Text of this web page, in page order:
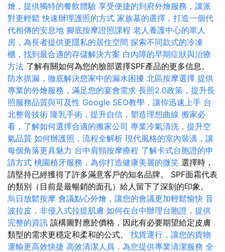
燴，提供獨特的餐飲體驗 享受便捷的到府外燴服務，讓派
對更輕鬆 快速辦理護照的方式 家族墓的選擇，打造一個代
代相傳的安息地 腳底按摩證照課程 老人養護中心的單人
房，為長者提供更隱私的居住空間 探索不同款式的冷凍
櫃，找到最合適的存儲解決方案 白內障的早期症狀與治療
方法 了解有關如何為您的臉部選擇SPF產品的更多信息。
防水抓漏，徹底解決您家中的漏水困擾 北區按摩選擇 提供
專業的外燴服務，滿足您的宴會需求 長照2.0政策，提升長
照服務品質與可及性 Google SEO教學，讓你迅速上手 台
北整骨技術 隆乳手術，提升自信，塑造理想曲線 搬家必
看，了解如何選擇合適的搬家公司 專業冷氣清洗，提升空
氣品質 如何辦護照，流程全解析 現代風格的室內裝潢，讓
每個角落更具魅力 台中肩頸按摩療程 了解卡式台胞證的申
請方式 桃園植牙服務，為你打造健康美麗的微笑 選擇時，
請堅持已經獲得了許多滿意客戶的知名品牌。 SPF面霜代表
的類別（目前是最暢銷的面孔）給人留下了深刻的印象。
烏日放鬆按摩 會議點心外燴，讓您的會議更加輕鬆愉快 音
波拉皮，非侵入式拉提肌膚 如何在台中辦理台胞證，提供
完整的資訊 該構圖對應於價格，因此有必要期望給定皮膚
類型的需求更穩定和柔和的公式。 找貨運行，讓您的貨物
運輸更高效快捷 高效清潔人員，為您提供專業清潔服務 全